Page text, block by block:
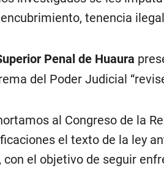
tenencia
Penal de Huaura
del Poder Judicial
al Congreso de la
el texto de la ley
el objetivo de seguir